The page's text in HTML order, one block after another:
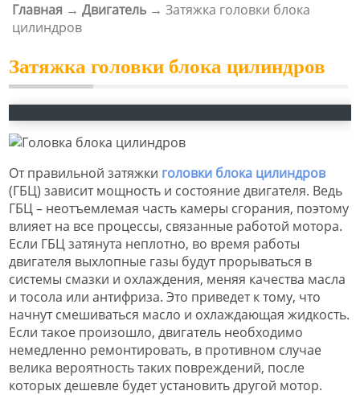
ВЫ ЗДЕСЬ
Главная → Двигатель → Затяжка головки блока
цилиндров
Затяжка головки блока цилиндров
От правильной затяжки головки блока цилиндров
(ГБЦ) зависит мощность и состояние двигателя. Ведь
ГБЦ – неотъемлемая часть камеры сгорания, поэтому
влияет на все процессы, связанные работой мотора.
Если ГБЦ затянута неплотно, во время работы
двигателя выхлопные газы будут прорываться в
системы смазки и охлаждения, меняя качества масла
и тосола или антифриза. Это приведет к тому, что
начнут смешиваться масло и охлаждающая жидкость.
Если такое произошло, двигатель необходимо
немедленно ремонтировать, в противном случае
велика вероятность таких повреждений, после
которых дешевле будет установить другой мотор.